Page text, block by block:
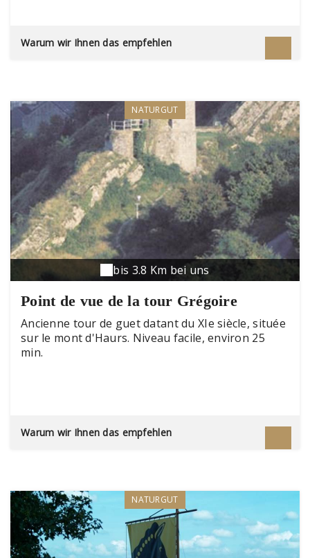
Warum wir Ihnen das empfehlen
NATURGUT
bis 3.8 Km bei uns
Point de vue de la tour Grégoire
Ancienne tour de guet datant du XIe siècle, située
sur le mont d'Haurs. Niveau facile, environ 25
min.
Warum wir Ihnen das empfehlen
NATURGUT